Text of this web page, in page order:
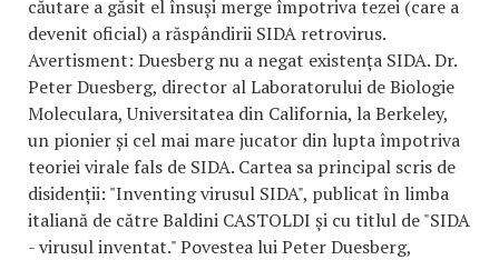
căutare a găsit el însuși merge împotriva tezei (care a
devenit oficial) a răspândirii SIDA retrovirus.
Avertisment: Duesberg nu a negat existența SIDA. Dr.
Peter Duesberg, director al Laboratorului de Biologie
Moleculara, Universitatea din California, la Berkeley,
un pionier și cel mai mare jucator din lupta împotriva
teoriei virale fals de SIDA. Cartea sa principal scris de
disidenții: "Inventing virusul SIDA", publicat în limba
italiană de către Baldini CASTOLDI și cu titlul de "SIDA
- virusul inventat." Povestea lui Peter Duesberg,